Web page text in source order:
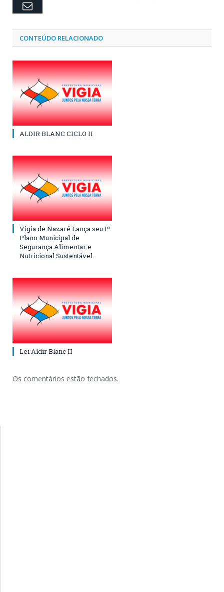
Email
CONTEÚDO RELACIONADO
ALDIR BLANC CICLO II
Vigia de Nazaré Lança seu 1º
Plano Municipal de
Segurança Alimentar e
Nutricional Sustentável
Lei Aldir Blanc II
Os comentários estão fechados.